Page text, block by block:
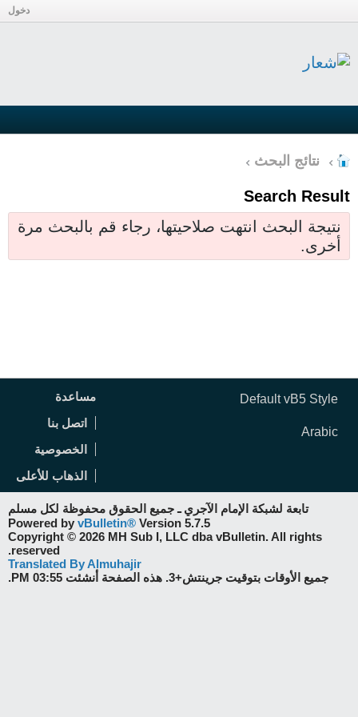
دخول
نتائج البحث
Search Result
نتيجة البحث انتهت صلاحيتها، رجاء قم بالبحث مرة
أخرى.
Default vB5 Style
Arabic
مساعدة
اتصل بنا
الخصوصية
الذهاب للأعلى
تابعة لشبكة الإمام الآجري ـ جميع الحقوق محفوظة لكل مسلم
Powered by vBulletin® Version 5.7.5
Copyright © 2026 MH Sub I, LLC dba vBulletin. All rights
reserved.
Translated By Almuhajir
جميع الأوقات بتوقيت جرينتش+3. هذه الصفحة أنشئت 03:55 PM.